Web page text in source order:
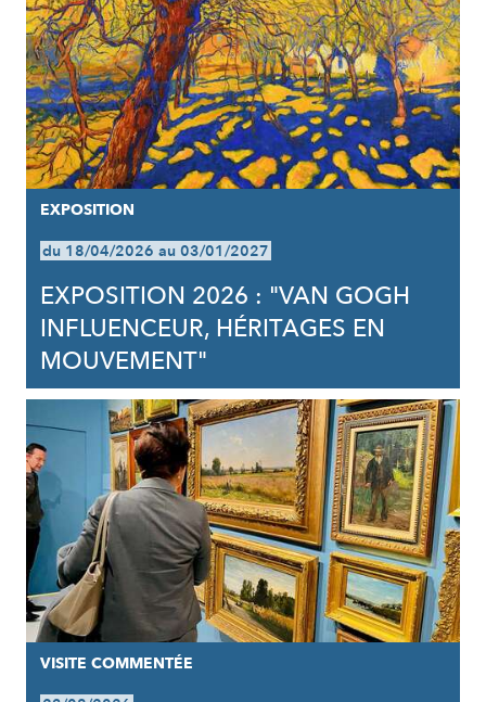
EXPOSITION
du 18/04/2026 au 03/01/2027
EXPOSITION 2026 : "VAN GOGH
INFLUENCEUR, HÉRITAGES EN
MOUVEMENT"
VISITE COMMENTÉE